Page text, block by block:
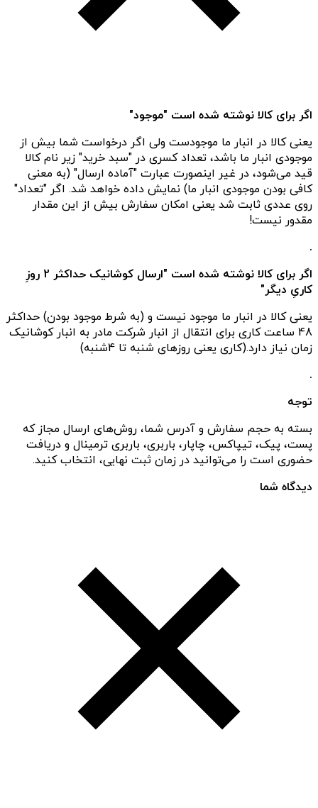
اگر برای کالا نوشته شده است "موجود"
یعنی کالا در انبار ما موجودست ولی اگر درخواست شما بیش از
موجودی انبار ما باشد، تعداد کسری در "سبد خرید" زیر نام کالا
قید می‌شود، در غیر اینصورت عبارت "آماده ارسال" (به معنی
کافی بودن موجودی انبار ما) نمایش داده خواهد شد. اگر "تعداد"
روی عددی ثابت شد یعنی امکان سفارش بیش از این مقدار
مقدور نیست!
.
اگر برای کالا نوشته شده است "ارسال کوشانیک حداکثر 2 روزِ
کاریِ دیگر"
یعنی کالا در انبار ما موجود نیست و (به شرط موجود بودن) حداکثر
48 ساعت کاری برای انتقال از انبار شرکت مادر به انبار کوشانیک
زمان نیاز دارد.(کاری یعنی روزهای شنبه تا 4شنبه)
.
توجه
بسته به حجم سفارش و آدرس شما، روش‌های ارسال مجاز که
پست، پیک، تیپاکس، چاپار، باربری، باربری ترمینال و دریافت
حضوری است را می‌توانید در زمان ثبت نهایی، انتخاب کنید.
دیدگاه شما